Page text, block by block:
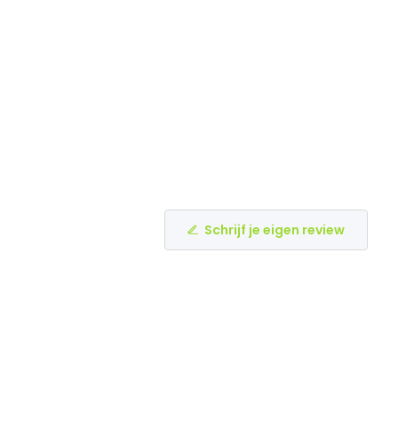
Schrijf je eigen review